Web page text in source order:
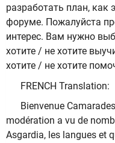
разработать план, как
форуме. Пожалуйста
интерес. Вам нужно
хотите / не хотите
хотите / не хотите
FRENCH Translation:
Bienvenue
modération a vu de
Asgardia, les langues et